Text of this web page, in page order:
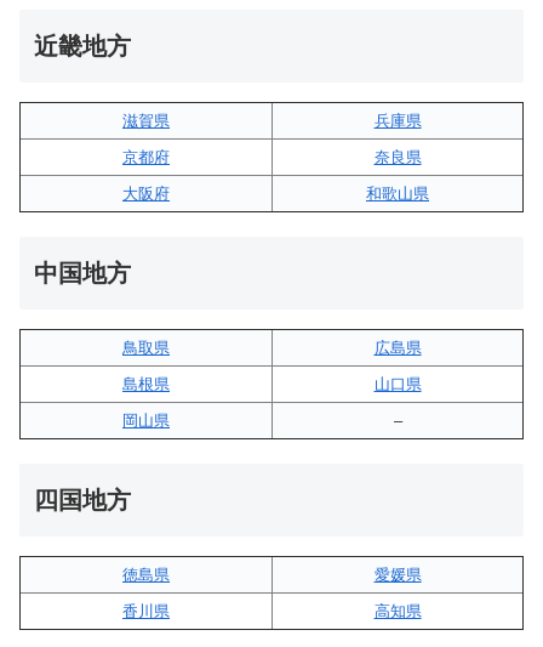
近畿地方
滋賀県
兵庫県
京都府
奈良県
大阪府
和歌山県
中国地方
鳥取県
広島県
島根県
山口県
岡山県
–
四国地方
徳島県
愛媛県
香川県
高知県